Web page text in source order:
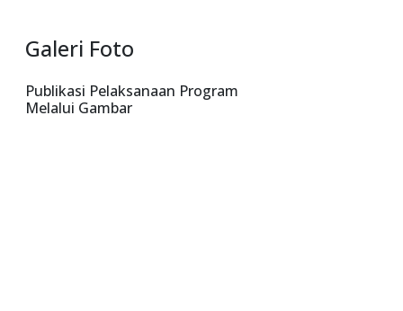
Galeri Foto
Publikasi Pelaksanaan Program
Melalui Gambar